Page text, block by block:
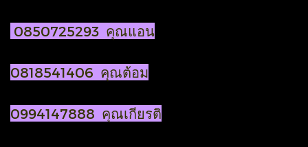
0850725293 คุณแอน
0818541406 คุณต้อม
0994147888 คุณเกียรติ